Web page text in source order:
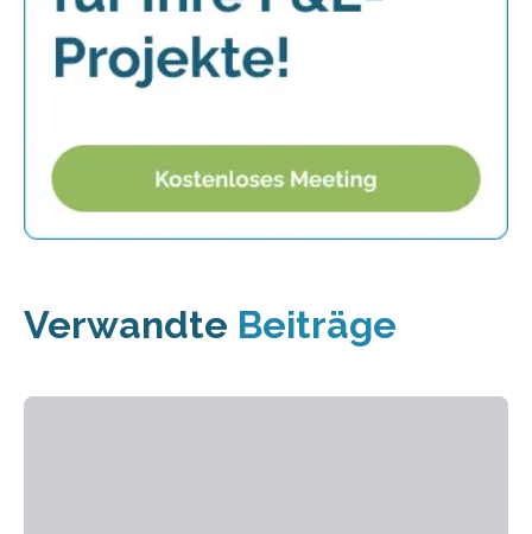
Verwandte Beiträge